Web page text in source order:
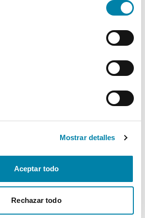
Mostrar detalles
Aceptar todo
Rechazar todo
clientes satisfechos